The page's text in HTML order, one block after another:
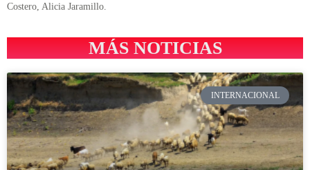
Costero, Alicia Jaramillo.
MÁS NOTICIAS
INTERNACIONAL